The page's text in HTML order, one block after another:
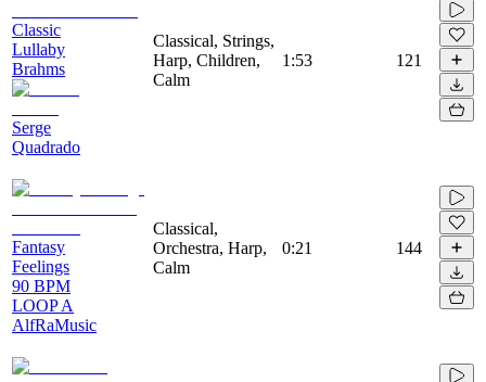
Classic
Lullaby
Brahms
Serge
Quadrado
Classical, Strings,
Harp, Children,
Calm
1:53 121
Fantasy
Feelings
90 BPM
LOOP A
AlfRaMusic
Classical,
Orchestra, Harp,
Calm
0:21 144